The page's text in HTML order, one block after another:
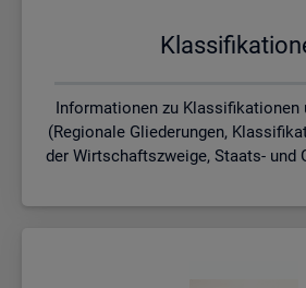
Informationen zu Klassifikationen
(Regionale Gliederungen,
der Wirtschaftszweige, Staats- und